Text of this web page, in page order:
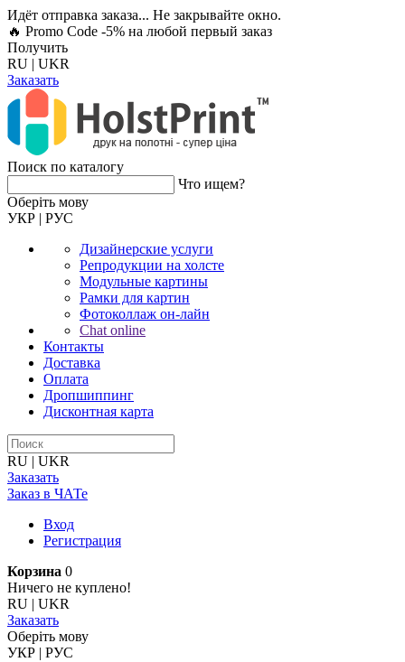
Идёт отправка заказа... Не закрывайте окно.
🔥 Promo Code -5% на любой первый заказ
Получить
RU | UKR
Заказать
Поиск по каталогу
Что ищем?
Оберiть мову
УКР | РУС
Дизайнерские услуги
Репродукции на холсте
Модульные картины
Рамки для картин
Фотоколлаж он-лайн
Chat online
Контакты
Доставка
Оплата
Дропшиппинг
Дисконтная карта
RU | UKR
Заказать
Заказ в ЧАТе
Вход
Регистрация
Корзина 0
Ничего не куплено!
RU | UKR
Заказать
Оберiть мову
УКР | РУС